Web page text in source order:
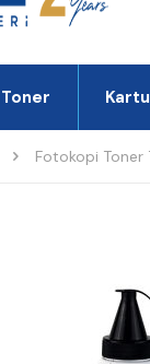
Toner
Fotokopi Toner